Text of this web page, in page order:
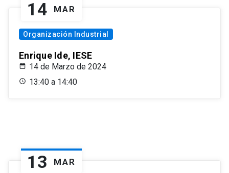
14 MAR
Organización Industrial
Enrique Ide, IESE
14 de Marzo de 2024
13:40 a 14:40
13 MAR